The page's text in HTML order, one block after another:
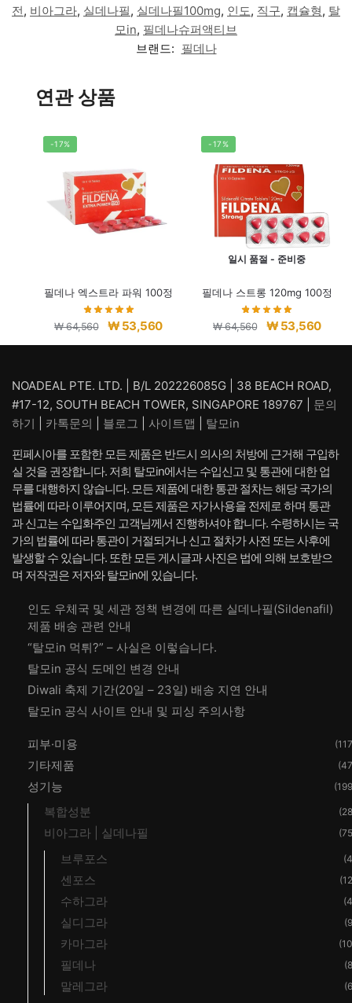
전, 비아그라, 실데나필, 실데나필100mg, 인도, 직구, 캡슐형, 탈
모in, 필데나슈퍼액티브
브랜드: 필데나
연관 상품
-17%
필데나 엑스트라 파워 100정
₩64,560
원
래
격:
₩ 64,560.
₩ 53,560현
재
격:
₩ 53,560.
-17%
일시 품절 - 준비중
필데나 스트롱 120mg 100정
₩64,560
원
래
격:
₩ 64,560.
₩ 53,560현
재
격:
₩
NOADEAL PTE. LTD. | B/L 202226085G | 38 BEACH ROAD,
#17-12, SOUTH BEACH TOWER, SINGAPORE 189767 | 문의
하기
카톡문의 블로그 사이트맵 탈모in
핀페시아를 포함한 모든 제품은 반드시 의사의 처방에 근거해 구입하
실 것을 권장합니다. 저희 탈모in에서는 수입신고 및 통관에 대한 업
무를 대행하지 않습니다. 모든 제품에 대한 통관 절차는 해당 국가의
법률에 따라 이루어지며, 모든 제품은 자가사용을 전제로 하며 통관
과 신고는 수입화주인 고객님께서 진행하셔야 합니다. 수령하시는 국
가의 법률에 따라 통관이 거절되거나 신고 절차가 사전 또는 사후에
발생할 수 있습니다. 또한 모든 게시글과 사진은 법에 의해 보호받으
며 저작권은 저자와 탈모in에 있습니다.
인도 우체국 및 세관 정책 변경에 따른 실데나필(Sildenafil)
제품 배송 관련 안내
“탈모in 먹튀?” – 사실은 이렇습니다.
탈모in 공식 도메인 변경 안내
Diwali 축제 기간(20일 – 23일) 배송 지연 안내
탈모in 공식 사이트 안내 및 피싱 주의사항
피부·미용
기타제품
성기능
복합성분
비아그라 | 실데나필
브루포스
센포스
수하그라
실디그라
카마그라
필데나
말레그라